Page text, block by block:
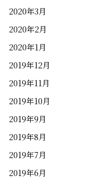
2020年3月
2020年2月
2020年1月
2019年12月
2019年11月
2019年10月
2019年9月
2019年8月
2019年7月
2019年6月